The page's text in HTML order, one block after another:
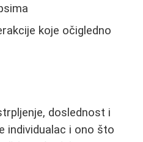
koje očigledno
doslednost i
individualac i ono što